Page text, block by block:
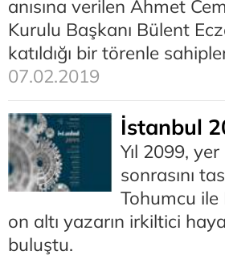
anısına verilen Ahmet
Kurulu Başkanı Bülent
katıldığı bir törenle
07.02.2019
İstanbul
Yıl 2099,
sonrasını
Tohumcu ile
on altı yazarın irkiltici
buluştu.